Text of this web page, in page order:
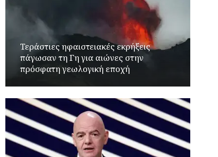
Τεράστιες ηφαιστειακές εκρήξεις
πάγωσαν τη Γη για αιώνες στην
πρόσφατη γεωλογική εποχή